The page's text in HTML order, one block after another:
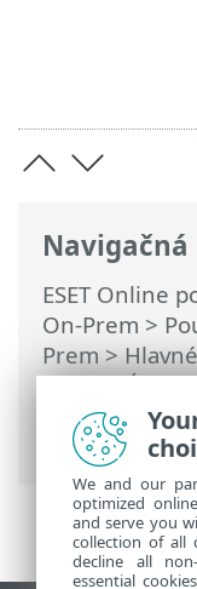
ESET Online
On-Prem >
Prem>
Prem>Úlohy
Vyčistenie
Bridge
We and our
optimized
and serve you
collection of all
decline all
essential